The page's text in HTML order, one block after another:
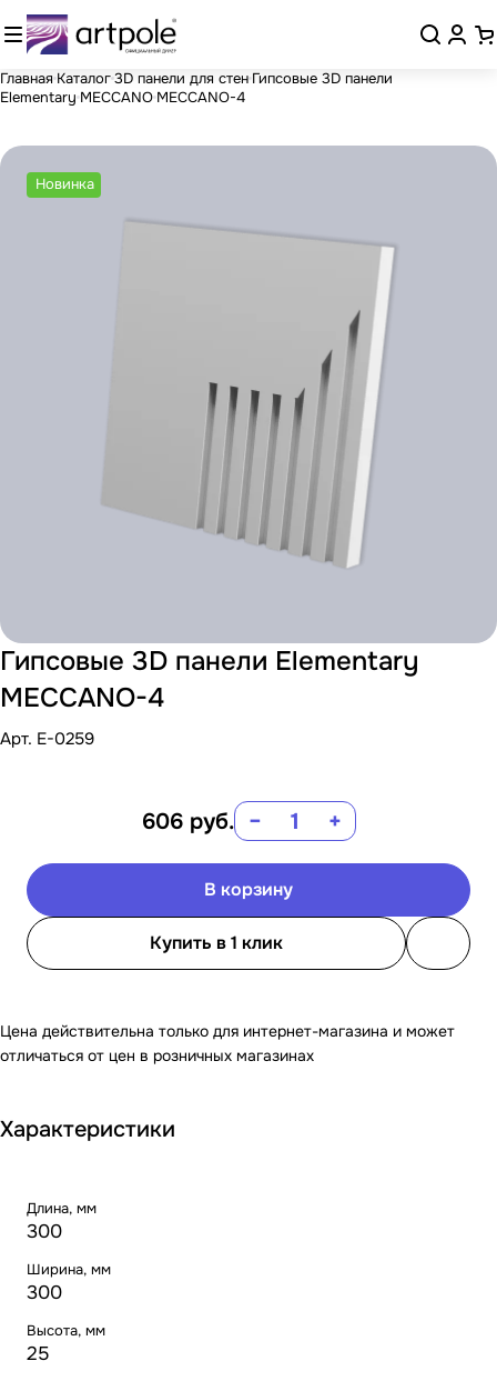
Главная Каталог3D панели для стен Гипсовые 3D панели
Elementary MECCANO MECCANO-4
Новинка
Гипсовые 3D панели Elementary
MECCANO-4
Арт. E-0259
606 руб. − +
В корзину
Купить в 1 клик
Цена действительна только для интернет-магазина и может
отличаться от цен в розничных магазинах
Характеристики
Длина, мм
300
Ширина, мм
300
Высота, мм
25